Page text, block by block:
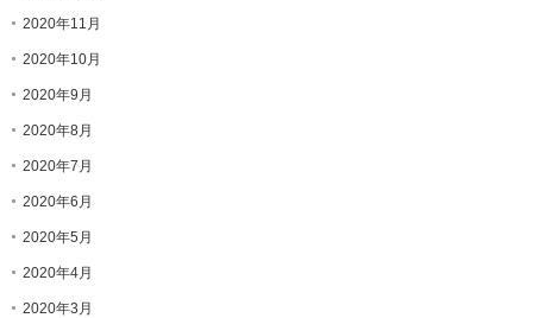
2020年11月
2020年10月
2020年9月
2020年8月
2020年7月
2020年6月
2020年5月
2020年4月
2020年3月